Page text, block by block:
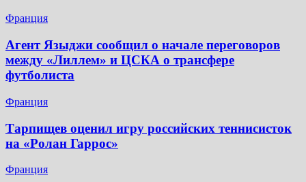
Франция
Агент Языджи сообщил о начале переговоров
между «Лиллем» и ЦСКА о трансфере
футболиста
Франция
Тарпищев оценил игру российских теннисисток
на «Ролан Гаррос»
Франция